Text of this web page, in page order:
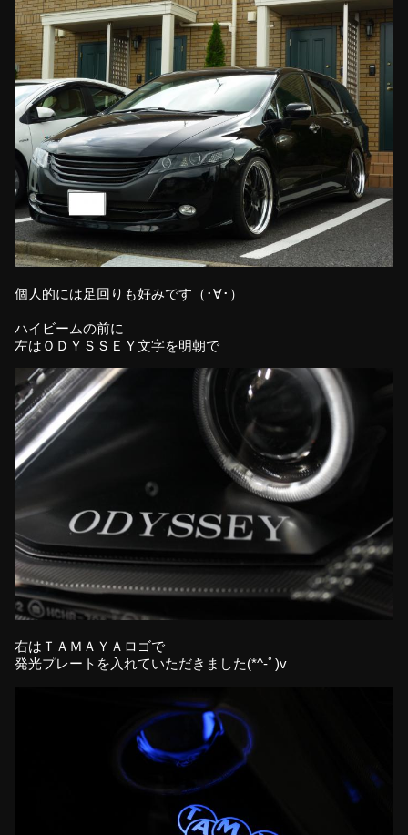
個人的には足回りも好みです（･∀･）
ハイビームの前に
左はＯＤＹＳＳＥＹ文字を明朝で
右はＴＡＭＡＹＡロゴで
発光プレートを入れていただきました(*^-ﾟ)v